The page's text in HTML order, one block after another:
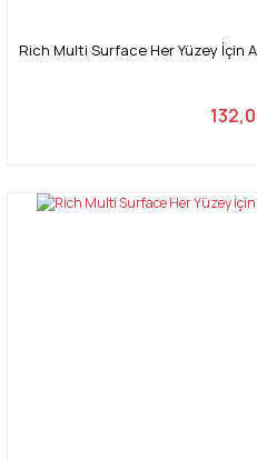
Rich Multi Surface Her Yüzey İçin